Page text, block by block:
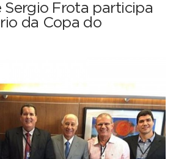
Sergio Frota participa
da Copa do